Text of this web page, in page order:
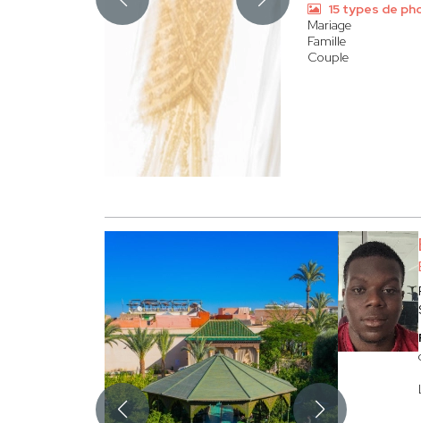
15 types de
Mariage
Famille
Couple